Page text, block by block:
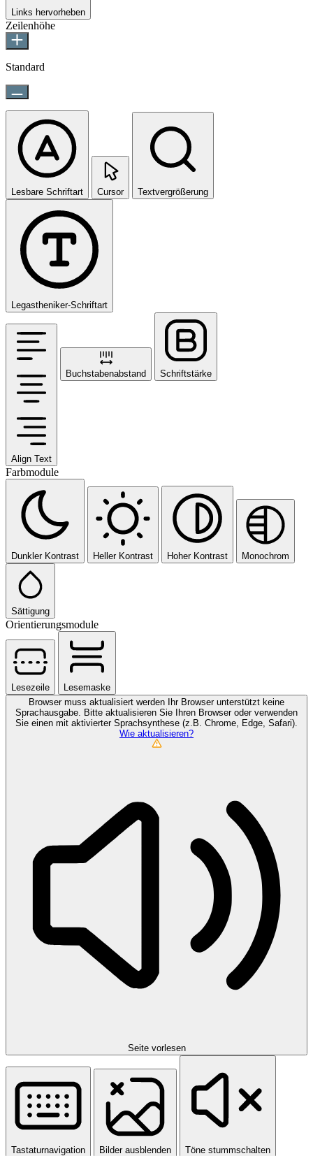
Links hervorheben
Zeilenhöhe
Standard
Lesbare Schriftart Cursor Textvergrößerung
Legastheniker-Schriftart
Align Text
Buchstabenabstand Schriftstärke
Farbmodule
Dunkler Kontrast Heller Kontrast Hoher Kontrast Monochrom
Sättigung
Orientierungsmodule
Lesezeile
Lesemaske
Browser muss aktualisiert werden
Ihr Browser unterstützt keine
Sprachausgabe. Bitte aktualisieren Sie Ihren Browser oder verwenden
Sie einen mit aktivierter Sprachsynthese (z.B. Chrome, Edge, Safari).
Wie aktualisieren?
Seite vorlesen
Tastaturnavigation Bilder ausblenden Töne stummschalten